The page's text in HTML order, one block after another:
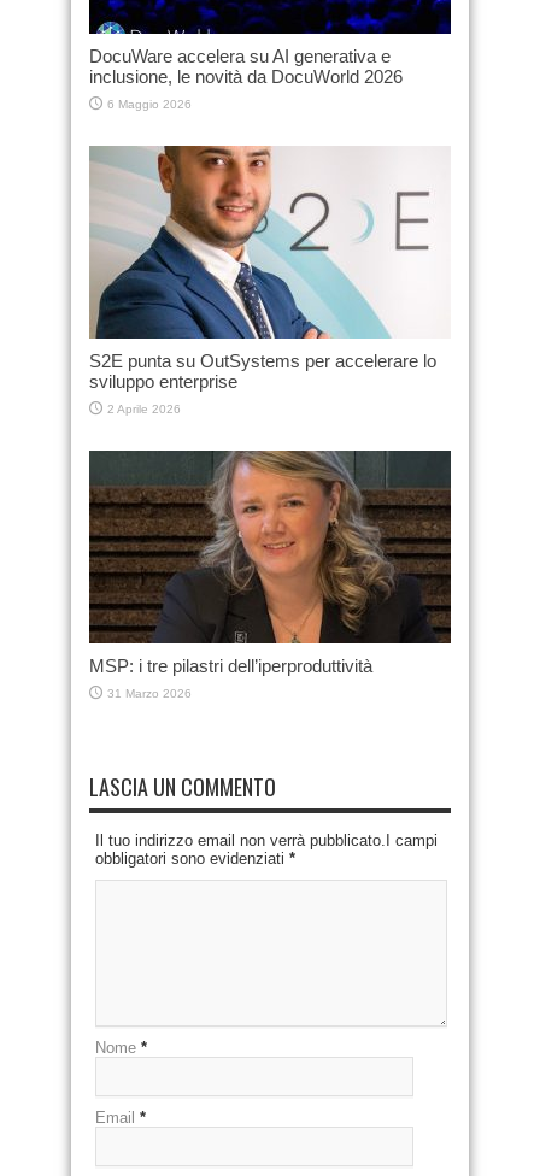
DocuWare accelera su AI generativa e
inclusione, le novità da DocuWorld 2026
6 Maggio 2026
S2E punta su OutSystems per accelerare lo
sviluppo enterprise
2 Aprile 2026
MSP: i tre pilastri dell’iperproduttività
31 Marzo 2026
LASCIA UN COMMENTO
Il tuo indirizzo email non verrà pubblicato.I campi
obbligatori sono evidenziati *
Nome *
Email *